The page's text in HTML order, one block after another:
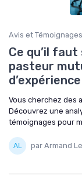
Avis et
Ce qu’il
pasteur
d’expérience
Vous cherchez des
Découvrez une
témoignages pour
par Armand